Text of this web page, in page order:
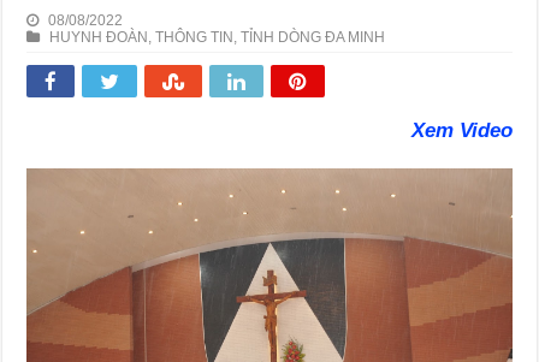
08/08/2022
HUYNH ĐOÀN ,THÔNG TIN ,TỈNH DÒNG ĐA MINH
Xem Video